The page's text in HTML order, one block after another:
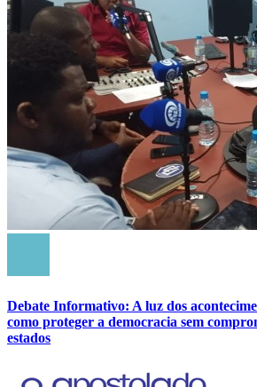
Debate Informativo: A luz dos
como proteger a democracia sem
estados